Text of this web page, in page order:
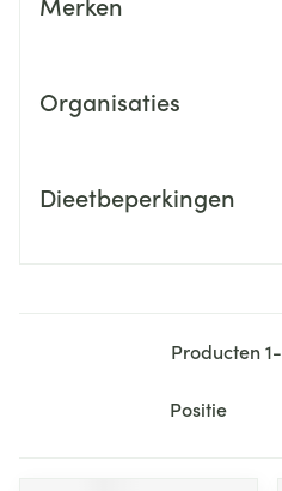
Organisaties
Dieetbeperkingen
Producten1-
Sorteer op: